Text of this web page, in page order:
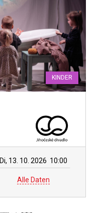
KINDER
Di, 13. 10. 2026 10:00
Alle Daten